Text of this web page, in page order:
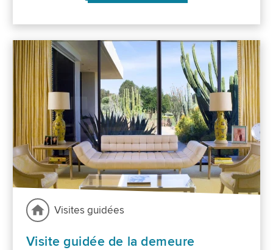
Visites guidées
Visite guidée de la demeure